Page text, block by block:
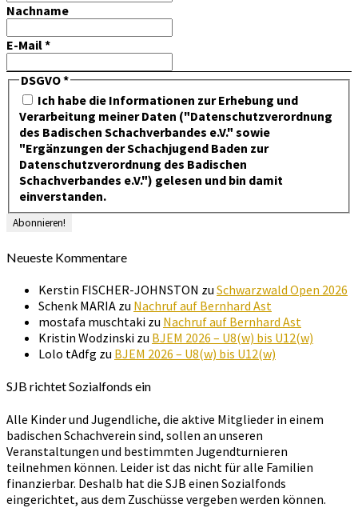
Nachname
E-Mail*
DSGVO*
Ich habe die Informationen zur Erhebung und
Verarbeitung meiner Daten ("Datenschutzverordnung
des Badischen Schachverbandes e.V." sowie
"Ergänzungen der Schachjugend Baden zur
Datenschutzverordnung des Badischen
Schachverbandes e.V.") gelesen und bin damit
einverstanden.
Neueste Kommentare
Kerstin FISCHER-JOHNSTON zu Schwarzwald Open 2026
Schenk MARIA zu Nachruf auf Bernhard Ast
mostafa muschtaki zu Nachruf auf Bernhard Ast
Kristin Wodzinski zu BJEM 2026 – U8(w) bis U12(w)
Lolo tAdfg zu BJEM 2026 – U8(w) bis U12(w)
SJB richtet Sozialfonds ein
Alle Kinder und Jugendliche, die aktive Mitglieder in einem
badischen Schachverein sind, sollen an unseren
Veranstaltungen und bestimmten Jugendturnieren
teilnehmen können. Leider ist das nicht für alle Familien
finanzierbar. Deshalb hat die SJB einen Sozialfonds
eingerichtet, aus dem Zuschüsse vergeben werden können.